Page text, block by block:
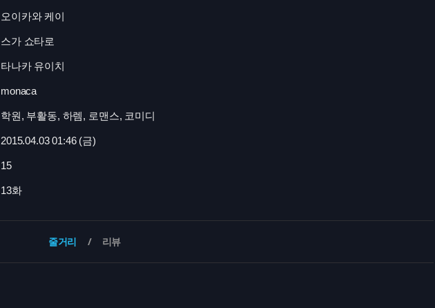
오이카와 케이
스가 쇼타로
타나카 유이치
monaca
학원, 부활동, 하렘, 로맨스, 코미디
2015.04.03 01:46 (금)
15
13화
줄거리 리뷰